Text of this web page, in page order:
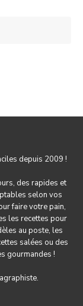
depuis 2009 !
des rapides et
selon vos
faire votre pain,
les recettes pour
au poste, les
salées ou des
gourmandes !
.